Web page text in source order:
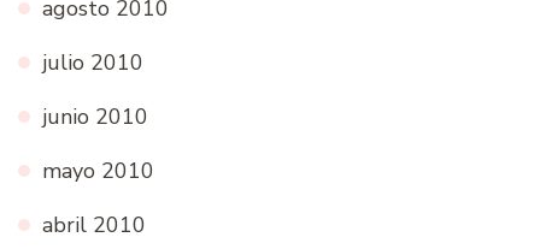
agosto 2010
julio 2010
junio 2010
mayo 2010
abril 2010